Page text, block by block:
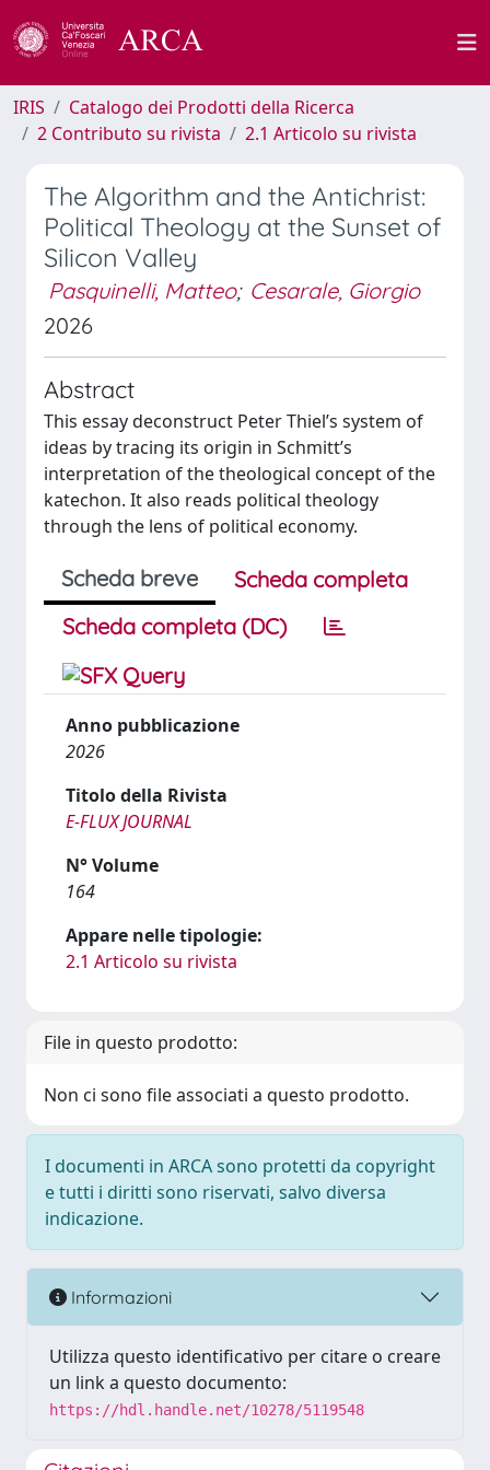
IRIS
Catalogo dei Prodotti della Ricerca
2 Contributo su rivista
2.1 Articolo su rivista
The Algorithm and the Antichrist:
Political Theology at the Sunset of
Silicon Valley
Pasquinelli, Matteo; Cesarale, Giorgio
2026
Abstract
This essay deconstruct Peter Thiel’s system of
ideas by tracing its origin in Schmitt’s
interpretation of the theological concept of the
katechon. It also reads political theology
through the lens of political economy.
Scheda breve
Scheda completa
Scheda completa (DC)
Anno pubblicazione
2026
Titolo della Rivista
E-FLUX JOURNAL
N° Volume
164
Appare nelle tipologie:
2.1 Articolo su rivista
File in questo prodotto:
Non ci sono file associati a questo prodotto.
I documenti in ARCA sono protetti da copyright
e tutti i diritti sono riservati, salvo diversa
indicazione.
Informazioni
Utilizza questo identificativo per citare o creare
un link a questo documento:
https://hdl.handle.net/10278/5119548